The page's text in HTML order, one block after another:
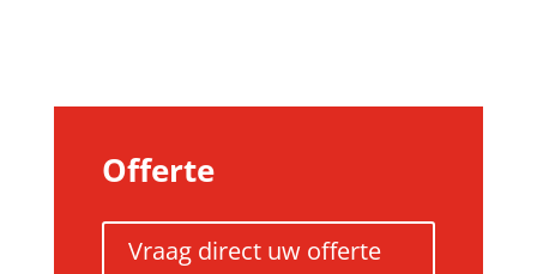
Offerte
Vraag direct uw offerte